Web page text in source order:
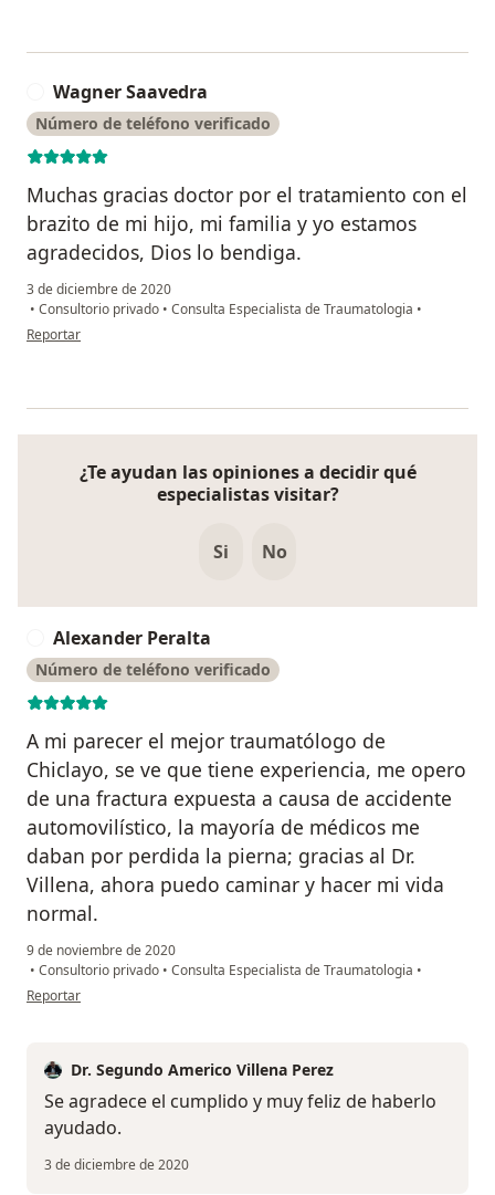
Wagner Saavedra
Número de teléfono verificado
Muchas gracias doctor por el tratamiento con el
brazito de mi hijo, mi familia y yo estamos
agradecidos, Dios lo bendiga.
3 de diciembre de 2020
• Consultorio privado • Consulta Especialista de Traumatologia •
en opinión del usuario Wagner Saavedra
Reportar
¿Te ayudan las opiniones a decidir qué
especialistas visitar?
Si No
Alexander Peralta
Número de teléfono verificado
A mi parecer el mejor traumatólogo de
Chiclayo, se ve que tiene experiencia, me opero
de una fractura expuesta a causa de accidente
automovilístico, la mayoría de médicos me
daban por perdida la pierna; gracias al Dr.
Villena, ahora puedo caminar y hacer mi vida
normal.
9 de noviembre de 2020
• Consultorio privado • Consulta Especialista de Traumatologia •
en opinión del usuario Alexander Peralta
Reportar
Dr. Segundo Americo Villena Perez
Se agradece el cumplido y muy feliz de haberlo
ayudado.
3 de diciembre de 2020